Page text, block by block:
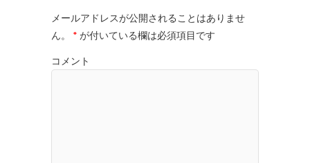
メールアドレスが公開されることはありませ
ん。
* が付いている欄は必須項目です
コメント